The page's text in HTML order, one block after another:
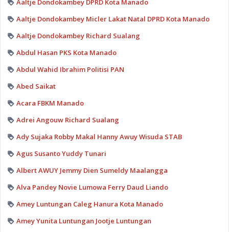
Aaltje Dondokambey DPRD Kota Manado
Aaltje Dondokambey Micler Lakat Natal DPRD Kota Manado
Aaltje Dondokambey Richard Sualang
Abdul Hasan PKS Kota Manado
Abdul Wahid Ibrahim Politisi PAN
Abed Saikat
Acara FBKM Manado
Adrei Angouw Richard Sualang
Ady Sujaka Robby Makal Hanny Awuy Wisuda STAB
Agus Susanto Yuddy Tunari
Albert AWUY Jemmy Dien Sumeldy Maalangga
Alva Pandey Novie Lumowa Ferry Daud Liando
Amey Luntungan Caleg Hanura Kota Manado
Amey Yunita Luntungan Jootje Luntungan